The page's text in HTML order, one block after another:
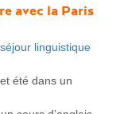
avec la Paris
linguistique
été dans un